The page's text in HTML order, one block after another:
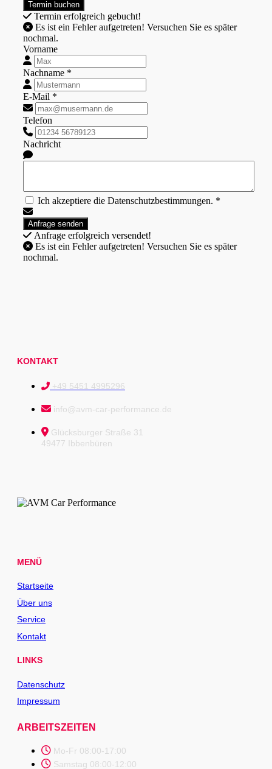
Termin erfolgreich gebucht!
nochmal.
Vorname
Nachname *
E-Mail *
Telefon
Nachricht
Ich akzeptiere die Datenschutzbestimmungen. *
Anfrage erfolgreich versendet!
nochmal.
KONTAKT
+49 5451 4995296
info@avm-car-performance.de
Glücksburger Straße 31
49477 Ibbenbüren
MENÜ
Startseite
Über uns
Service
Kontakt
LINKS
Datenschutz
Impressum
ARBEITSZEITEN
Mo-Fr 08:00-17:00
Samstag 08:00-12:00